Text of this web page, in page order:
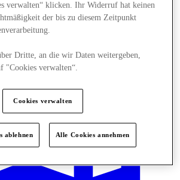
verwalten“ klicken. Ihr Widerruf hat keinen
der bis zu diesem Zeitpunkt
Dritte, an die wir Daten weitergeben,
"Cookies verwalten“.
Cookies verwalten
ablehnen Alle Cookies annehmen